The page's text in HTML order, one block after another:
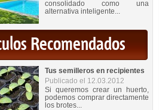
consolidado como una
alternativa inteligente...
Recomendados
Tus semilleros en recipientes
Publicado el 12.03.2012
Si queremos crear un huerto,
podemos comprar directamente
los brotes...